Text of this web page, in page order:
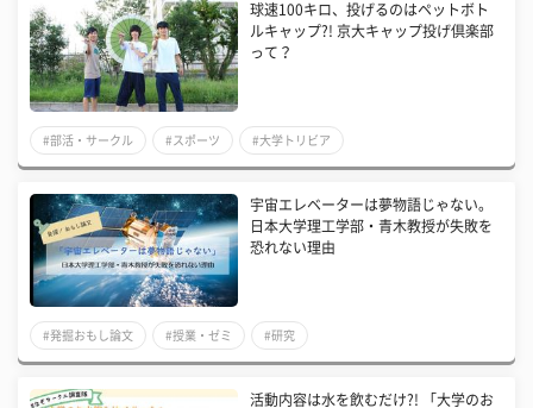
球速100キロ、投げるのはペットボト
ルキャップ?! 京大キャップ投げ倶楽部
って？
#部活・サークル #スポーツ #大学トリビア
宇宙エレベーターは夢物語じゃない。
日本大学理工学部・青木教授が失敗を
恐れない理由
#発掘おもし論文 #授業・ゼミ #研究
活動内容は水を飲むだけ?! 「大学のお